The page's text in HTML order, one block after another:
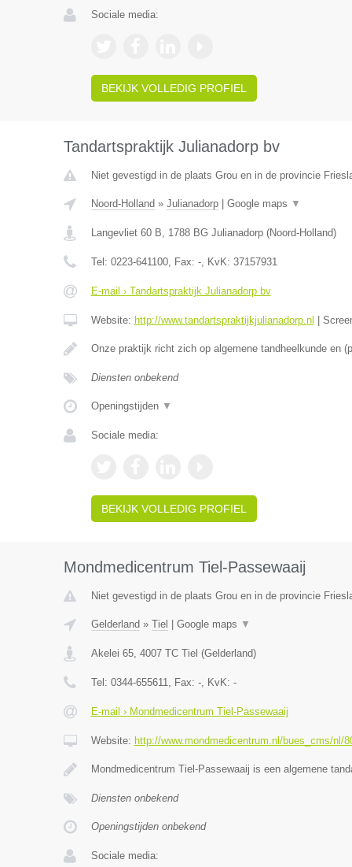
Sociale media:
BEKIJK VOLLEDIG PROFIEL
Tandartspraktijk Julianadorp bv
Niet gevestigd in de plaats Grou en in de provincie
Noord-Holland » Julianadorp| Google maps ▼
Langevliet 60 B, 1788 BG Julianadorp(Noord-Holland)
Tel: 0223-641100, Fax: -, KvK: 37157931
E-mail › Tandartspraktijk Julianadorp bv
Website: http://www.tandartspraktijkjulianadorp.nl
Onze praktijk richt zich op algemene tandheelkunde en
Diensten onbekend
Openingstijden ▼
Sociale media:
BEKIJK VOLLEDIG PROFIEL
Mondmedicentrum Tiel-Passewaaij
Niet gevestigd in de plaats Grou en in de provincie
Gelderland » Tiel Google maps ▼
Akelei 65, 4007 TC Tiel (Gelderland)
Tel: 0344-655611, Fax: -, KvK: -
E-mail › Mondmedicentrum Tiel-Passewaaij
Website: http://www.mondmedicentrum.nl/bues_cms/nl/
Mondmedicentrum Tiel-Passewaaij is een algemene
Diensten onbekend
Openingstijden onbekend
Sociale media: